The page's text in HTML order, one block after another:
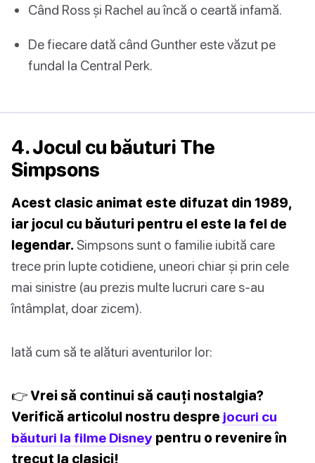
Când Ross și Rachel au încă o ceartă infamă.
De fiecare dată când Gunther este văzut pe
fundal la Central Perk.
4. Jocul cu băuturi The
Simpsons
Acest clasic animat este difuzat din 1989,
iar jocul cu băuturi pentru el este la fel de
legendar. Simpsons sunt o familie iubită care
trece prin lupte cotidiene, uneori chiar și prin cele
mai sinistre (au prezis multe lucruri care s-au
întâmplat, doar zicem).
Iată cum să te alături aventurilor lor:
👉 Vrei să continui să cauți nostalgia?
Verifică articolul nostru despre jocuri cu
băuturi la filme Disney pentru o revenire în
trecut la clasici!